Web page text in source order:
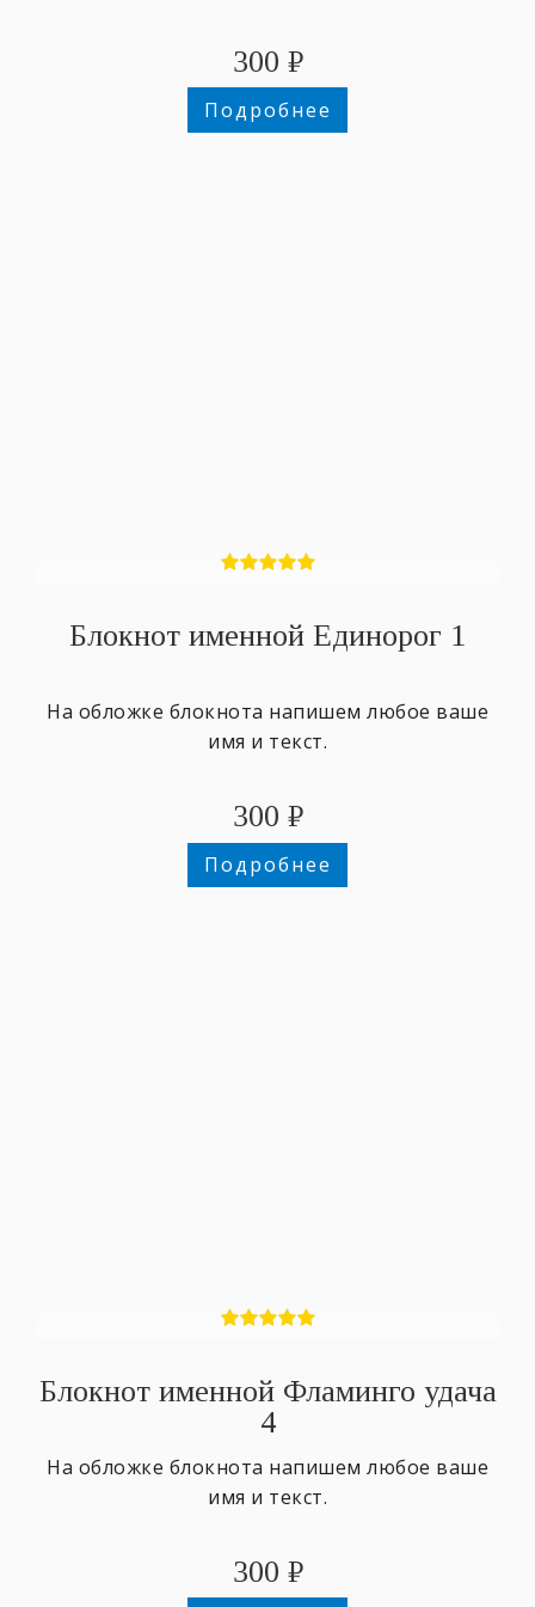
300 ₽
Подробнее
Блокнот именной Единорог 1
На обложке блокнота напишем любое ваше
имя и текст.
300 ₽
Подробнее
Блокнот именной Фламинго удача
4
На обложке блокнота напишем любое ваше
имя и текст.
300 ₽